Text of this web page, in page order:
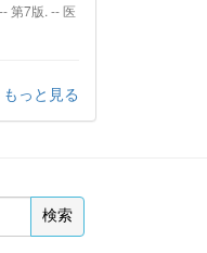
第7版. -- 医
もっと見る
検索